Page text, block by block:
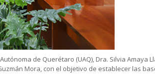
de Querétaro (UAQ), Dra. Silvia Amaya
Mora, con el objetivo de establecer las